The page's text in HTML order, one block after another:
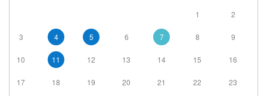
1 2
3 4 5 6 7 8 9
10 11 12 13 14 15 16
17 18 19 20 21 22 23